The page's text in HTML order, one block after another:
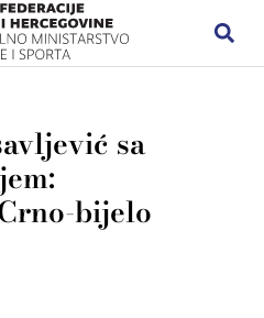
sa
bijelo